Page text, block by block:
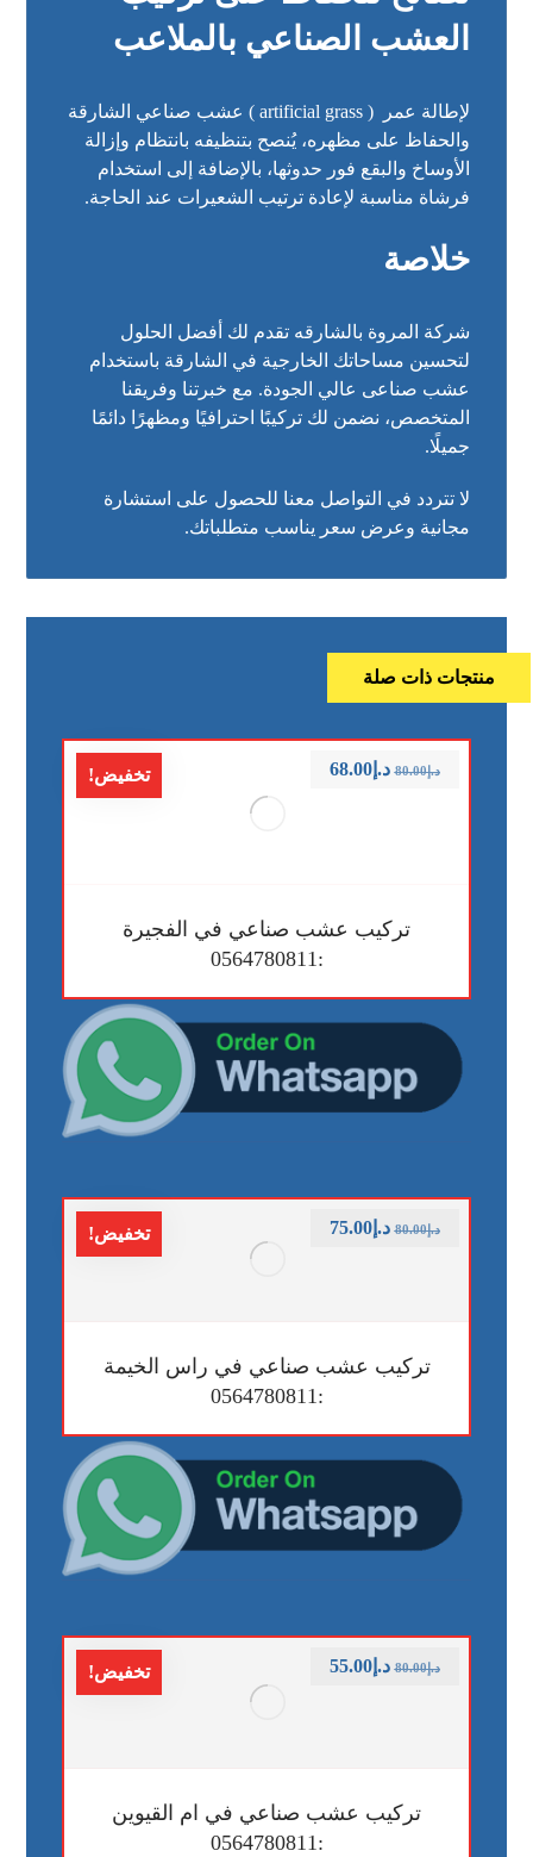
العشب الصناعي بالملاعب
لإطالة عمر (artificial grass
فرشاة مناسبة لإعادة ترتيب الشعيرات عند الحاجة.
خلاصة
جميلًا.
مجانية وعرض سعر يناسب متطلباتك.
منتجات ذات صلة
تخفيض!
تركيب عشب صناعي في الفجيرة
:0564780811
د.إ80.00 د.إ68.00
تخفيض!
تركيب عشب صناعي في راس الخيمة
:0564780811
د.إ80.00 د.إ75.00
تخفيض!
تركيب عشب صناعي في ام القيوين
:0564780811
د.إ80.00 د.إ55.00